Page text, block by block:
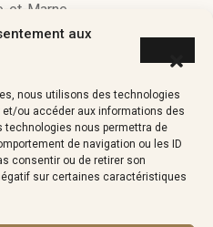
aux
nous utilisons des technologies
ou accéder aux informations des
technologies nous permettra de
de navigation ou les ID
consentir ou de retirer son
sur certaines caractéristiques
et-Marne.
attire, c’est
»